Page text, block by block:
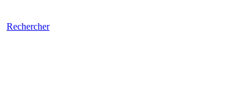
Rechercher